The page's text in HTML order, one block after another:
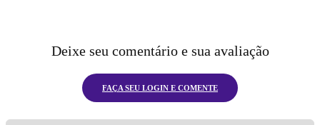
Deixe seu comentário e sua avaliação
FAÇA SEU LOGIN E COMENTE